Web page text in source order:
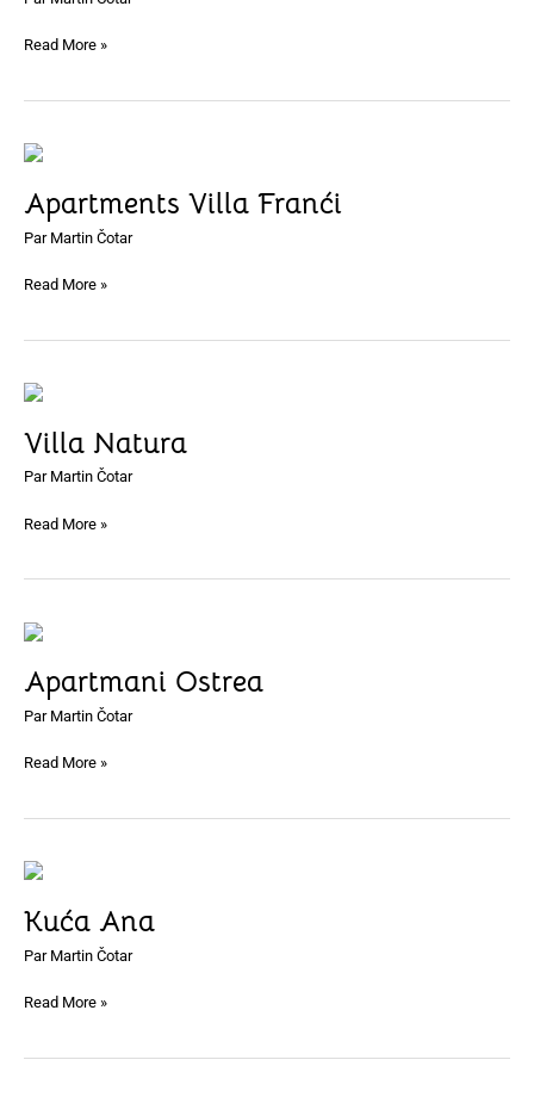
Read More »
Apartments Villa Franći
Par Martin Čotar
Apartments
Franći
Read More »
Villa Natura
Par Martin Čotar
Villa
Read More »
Apartmani Ostrea
Par Martin Čotar
Apartmani
Read More »
Kuća Ana
Par Martin Čotar
Kuća
Read More »